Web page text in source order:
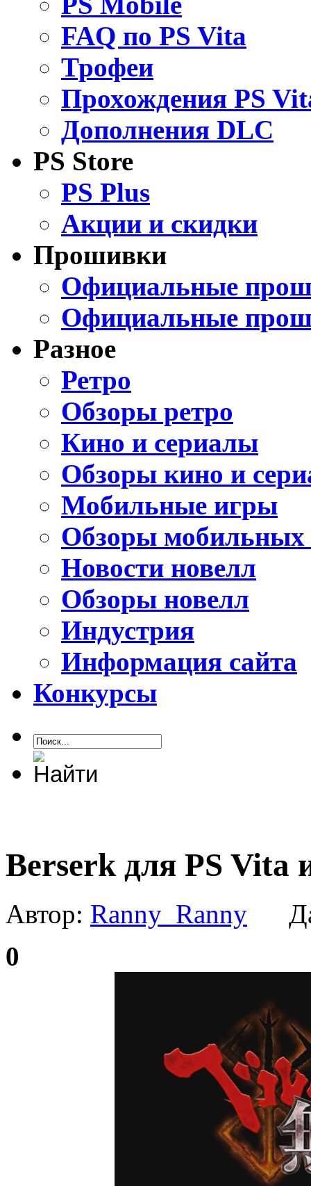
FAQ по PS Vita
Трофеи
Прохождения PS
Дополнения DLC
PS Store
PS Plus
Акции и скидки
Прошивки
Официальные
Официальные
Разное
Ретро
Обзоры ретро
Кино и сериалы
Обзоры кино и
Мобильные игры
Обзоры мобильных
Новости новелл
Обзоры новелл
Индустрия
Информация сайта
Конкурсы
Berserk для PS Vita
Автор: Ranny_Ranny
0